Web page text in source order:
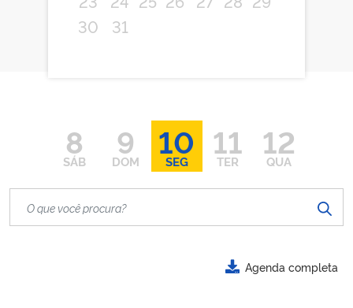
30
31
8
SÁB
9
DOM
10
SEG
11
TER
12
QUA
Agenda completa